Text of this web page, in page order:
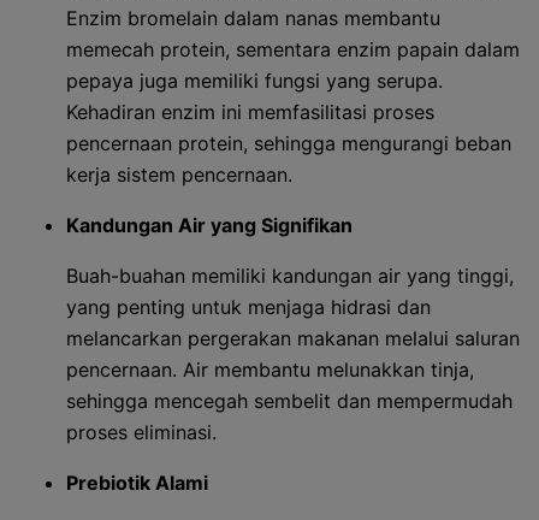
Enzim bromelain dalam nanas membantu
memecah protein, sementara enzim papain dalam
pepaya juga memiliki fungsi yang serupa.
Kehadiran enzim ini memfasilitasi proses
pencernaan protein, sehingga mengurangi beban
kerja sistem pencernaan.
Kandungan Air yang Signifikan
Buah-buahan memiliki kandungan air yang tinggi,
yang penting untuk menjaga hidrasi dan
melancarkan pergerakan makanan melalui saluran
pencernaan. Air membantu melunakkan tinja,
sehingga mencegah sembelit dan mempermudah
proses eliminasi.
Prebiotik Alami